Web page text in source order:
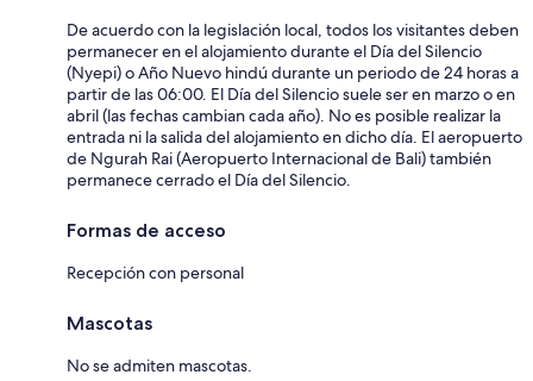
De acuerdo con la legislación local, todos los visitantes deben
permanecer en el alojamiento durante el Día del Silencio
(Nyepi) o Año Nuevo hindú durante un periodo de 24 horas a
partir de las 06:00. El Día del Silencio suele ser en marzo o en
abril (las fechas cambian cada año). No es posible realizar la
entrada ni la salida del alojamiento en dicho día. El aeropuerto
de Ngurah Rai (Aeropuerto Internacional de Bali) también
permanece cerrado el Día del Silencio.
Formas de acceso
Recepción con personal
Mascotas
No se admiten mascotas.